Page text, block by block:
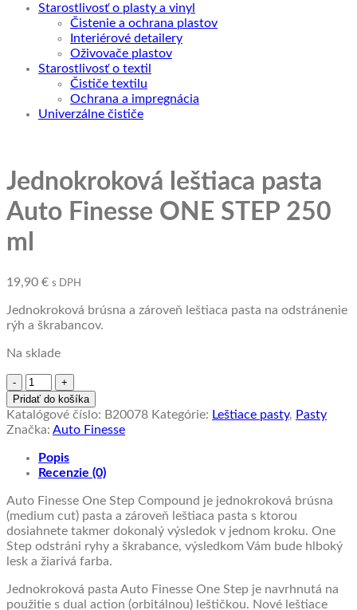
Starostlivosť o plasty a vinyl
Čistenie a ochrana plastov
Interiérové detailery
Oživovače plastov
Starostlivosť o textil
Čističe textilu
Ochrana a impregnácia
Univerzálne čističe
Jednokroková leštiaca pasta
Auto Finesse ONE STEP 250
ml
19,90 € s DPH
Jednokroková brúsna a zároveň leštiaca pasta na odstránenie
rýh a škrabancov.
Na sklade
množstvo
Jednokroková
leštiaca
pasta
Finesse
ONE
250
ml
Pridať do košíka
Katalógové číslo: B20078 Kategórie: Leštiace pasty, Pasty
Značka: Auto Finesse
Popis
Recenzie (0)
Auto Finesse One Step Compound je jednokroková brúsna
(medium cut) pasta a zároveň leštiaca pasta s ktorou
dosiahnete takmer dokonalý výsledok v jednom kroku. One
Step odstráni ryhy a škrabance, výsledkom Vám bude hlboký
lesk a žiarivá farba.
Jednokroková pasta Auto Finesse One Step je navrhnutá na
použitie s dual action (orbitálnou) leštičkou. Nové leštiace